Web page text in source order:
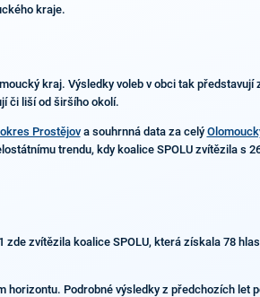
kraje.
kraj. Výsledky voleb v obci tak představují
či liší od širšího okolí.
Prostějova souhrnná data za celý
trendu, kdy koalice SPOLU zvítězila s
zvítězila koalice SPOLU, která získala 78
Podrobné výsledky z předchozích let